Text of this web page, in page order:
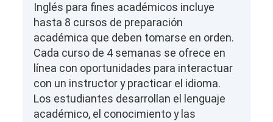
Inglés para fines académicos incluye
hasta 8 cursos de preparación
académica que deben tomarse en orden.
Cada curso de 4 semanas se ofrece en
línea con oportunidades para interactuar
con un instructor y practicar el idioma.
Los estudiantes desarrollan el lenguaje
académico, el conocimiento y las